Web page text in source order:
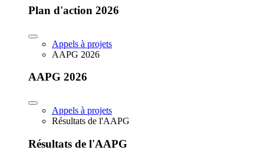
Plan d'action 2026
Appels à projets
AAPG 2026
AAPG 2026
Appels à projets
Résultats de l'AAPG
Résultats de l'AAPG